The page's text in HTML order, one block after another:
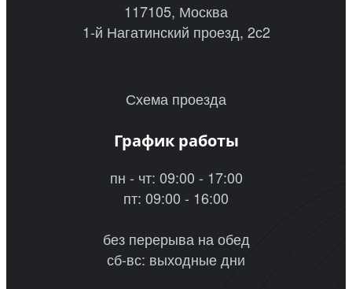
117105, Москва
1-й Нагатинский проезд, 2с2
Схема проезда
График работы
пн - чт: 09:00 - 17:00
пт: 09:00 - 16:00
без перерыва на обед
сб-вс: выходные дни